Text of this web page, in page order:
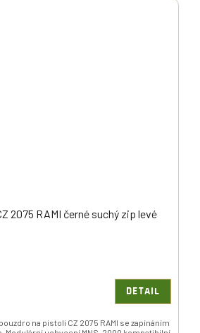
2075 RAMI černé suchý zip levé
DETAIL
na pistoli CZ 2075 RAMI se zapínáním